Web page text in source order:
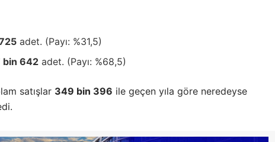
adet. (Payı: %31,5)
bin 642 adet. (Payı: %68,5)
satışlar 349 bin 396 ile geçen yıla göre neredeyse